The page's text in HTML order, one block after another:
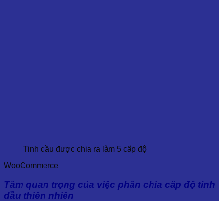
Tinh dầu được chia ra làm 5 cấp độ
WooCommerce
Tầm quan trọng của việc phân chia cấp độ tinh
dầu thiên nhiên